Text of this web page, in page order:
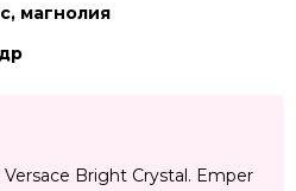
магнолия
Versace Bright Crystal. Emper